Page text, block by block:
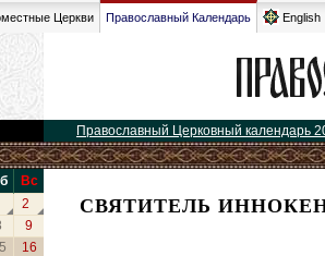
Церкви Православный Календарь English
Православный Церковный календарь
Вс
2
9
16
СВЯТИТЕЛЬ